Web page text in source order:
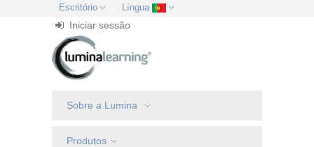
Escritório Língua
Iniciar sessão
Sobre a Lumina
Produtos